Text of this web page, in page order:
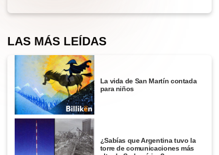
LAS MÁS LEÍDAS
La vida de San Martín contada
para niños
¿Sabías que Argentina tuvo la
torre de comunicaciones más